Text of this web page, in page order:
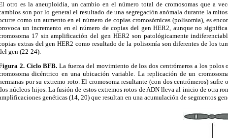
otro es la aneuploidia, un cambio en el número total de cromosomas que a
son por lo general el resultado de una segregación anómala durante la
como un aumento en el número de copias cromosómicas (polisomía), es
un incremento en el número de copias del gen HER2, aunque no
17 sin amplificación del gen HER2 son patológicamente
extras del gen HER2 como resultado de la polisomía son diferentes de los
gen (22-24).
2. Ciclo BFB. La fuerza del movimiento de los dos centrómeros a los
dicéntrico en una ubicación variable. La replicación de un
por su extremo roto. El cromosoma resultante (con dos centrómeros)
núcleos hijos. La fusión de estos extremos rotos de ADN lleva al inicio de otra
genéticas (14, 20) que resultan en una acumulación de segmentos